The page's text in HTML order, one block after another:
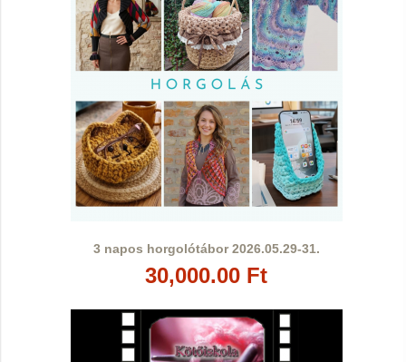
3 napos horgolótábor 2026.05.29-31.
30,000.00 Ft